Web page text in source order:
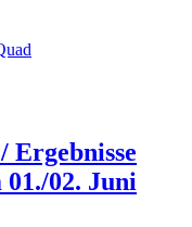
Ergebnisse
02. Juni